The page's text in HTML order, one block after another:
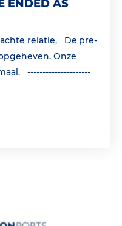
ENDED AS
relatie, De pre-
Onze
---------------------